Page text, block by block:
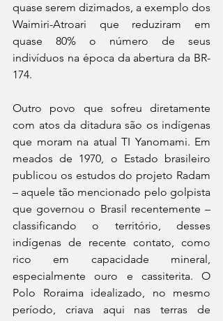
quase serem dizimados, a exemplo dos
Waimiri-Atroari que reduziram em
quase 80% o número de seus
indivíduos na época da abertura da BR-
174.
Outro povo que sofreu diretamente
com atos da ditadura são os indígenas
que moram na atual TI Yanomami. Em
meados de 1970, o Estado brasileiro
publicou os estudos do projeto Radam
– aquele tão mencionado pelo golpista
que governou o Brasil recentemente –
classificando o território, desses
indígenas de recente contato, como
rico em capacidade mineral,
especialmente ouro e cassiterita. O
Polo Roraima idealizado, no mesmo
período, criava aqui nas terras de